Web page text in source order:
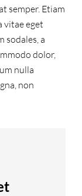
semper. Etiam
vitae eget
sodales, a
dolor,
nulla
non